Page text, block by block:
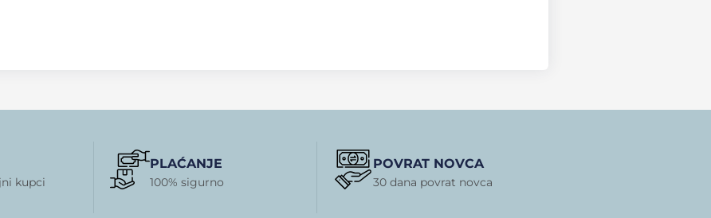
kupci
PLAĆANJE
100% sigurno
POVRAT NOVCA
30 dana povrat novca